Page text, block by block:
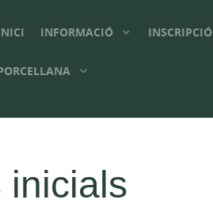
INFORMACIÓ INSCRIPCIÓ
inicials